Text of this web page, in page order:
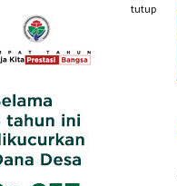
konten
tutup